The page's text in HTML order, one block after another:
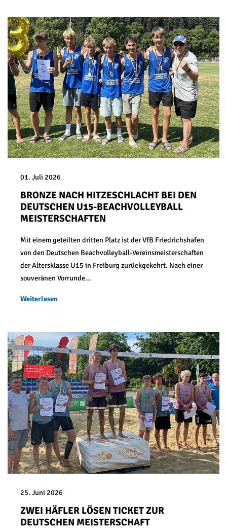
01. Juli 2026
BRONZE NACH HITZESCHLACHT BEI DEN
DEUTSCHEN U15-BEACHVOLLEYBALL
MEISTERSCHAFTEN
Mit einem geteilten dritten Platz ist der VfB Friedrichshafen
von den Deutschen Beachvolleyball-Vereinsmeisterschaften
der Altersklasse U15 in Freiburg zurückgekehrt. Nach einer
souveränen Vorrunde…
Weiterlesen
25. Juni 2026
ZWEI HÄFLER LÖSEN TICKET ZUR
DEUTSCHEN MEISTERSCHAFT